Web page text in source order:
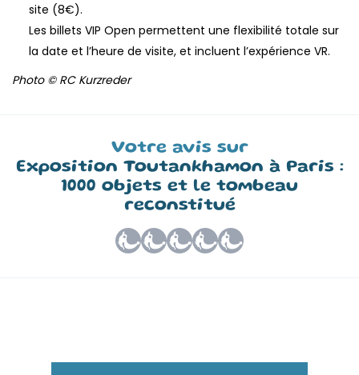
site (8€).
Les billets VIP Open permettent une flexibilité totale sur
la date et l’heure de visite, et incluent l’expérience VR.
Photo © RC Kurzreder
Votre avis sur
Exposition Toutankhamon à Paris :
1000 objets et le tombeau
reconstitué